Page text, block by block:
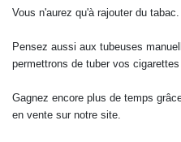
Vous n'aurez qu'à rajouter du tabac.
Pensez aussi aux tubeuses
permettrons de tuber vos
Gagnez encore plus de temps
en vente sur notre site.